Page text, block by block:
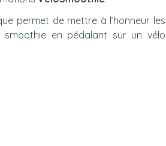
permet de mettre à l’honneur les
en pédalant sur un vélo